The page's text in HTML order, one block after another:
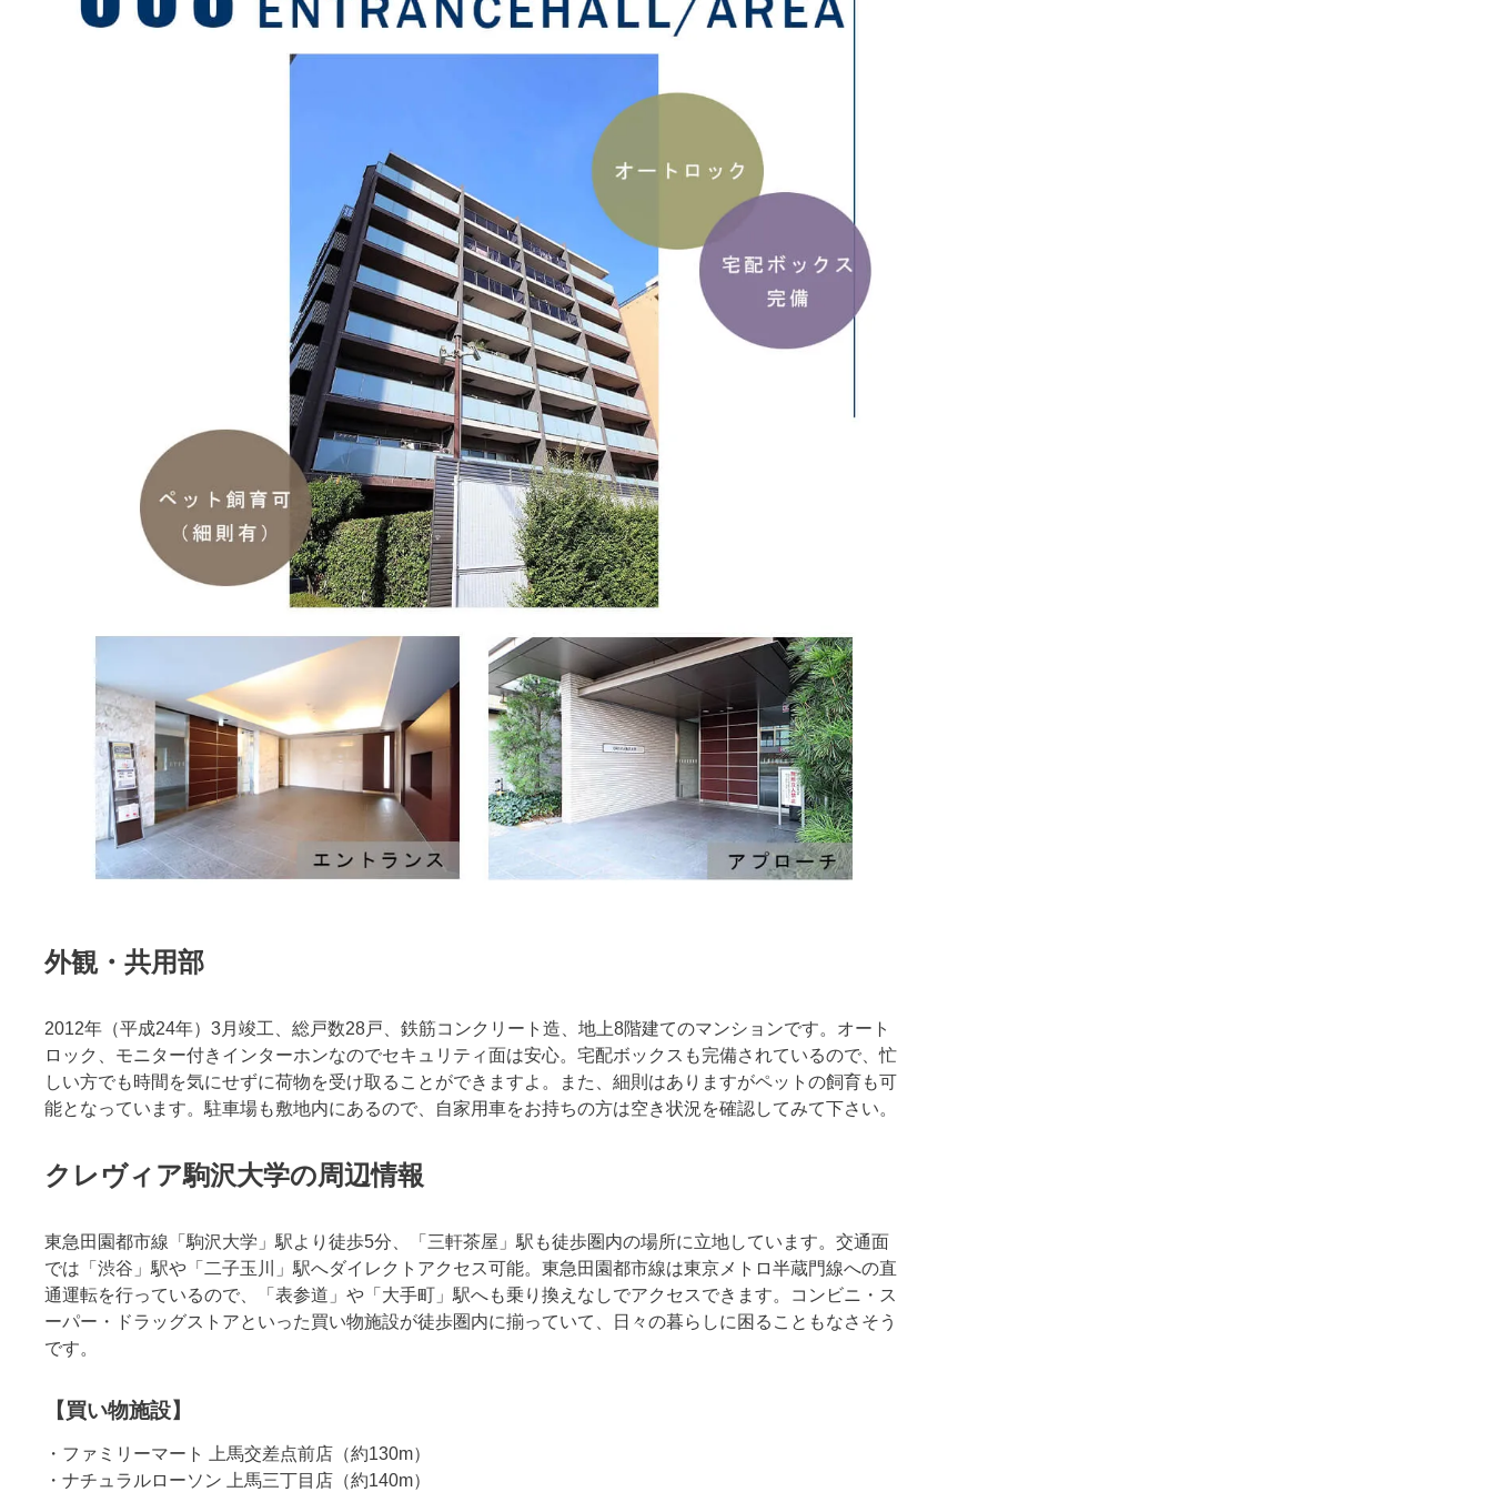
外観・共用部
2012年（平成24年）3月竣工、総戸数28戸、鉄筋コンクリート造、地上8階建てのマンションです。オート
ロック、モニター付きインターホンなのでセキュリティ面は安心。宅配ボックスも完備されているので、忙
しい方でも時間を気にせずに荷物を受け取ることができますよ。また、細則はありますがペットの飼育も可
能となっています。駐車場も敷地内にあるので、自家用車をお持ちの方は空き状況を確認してみて下さい。
クレヴィア駒沢大学の周辺情報
東急田園都市線「駒沢大学」駅より徒歩5分、「三軒茶屋」駅も徒歩圏内の場所に立地しています。交通面
では「渋谷」駅や「二子玉川」駅へダイレクトアクセス可能。東急田園都市線は東京メトロ半蔵門線への直
通運転を行っているので、「表参道」や「大手町」駅へも乗り換えなしでアクセスできます。コンビニ・ス
ーパー・ドラッグストアといった買い物施設が徒歩圏内に揃っていて、日々の暮らしに困ることもなさそう
です。
【買い物施設】
・ファミリーマート 上馬交差点前店（約130m）
・ナチュラルローソン 上馬三丁目店（約140m）